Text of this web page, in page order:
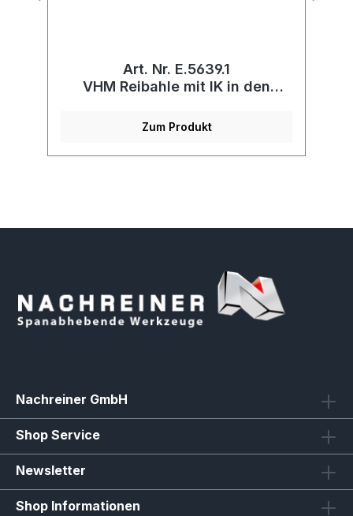
Art. Nr. E.5639.1
VHM Reibahle mit IK in den
Zum Produkt
Nachreiner GmbH
Shop Service
Newsletter
Shop Informationen